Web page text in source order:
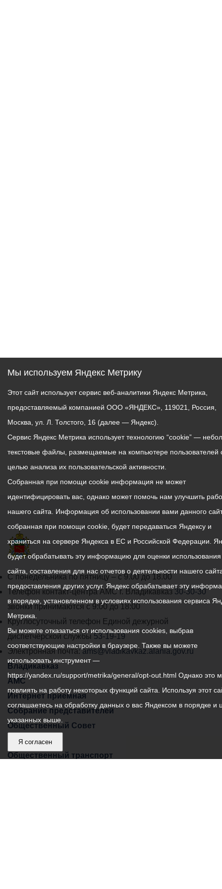
График
работы
администрации
местного
самоуправления
города
Владикавказ:
С понедельника по пятницу – с 9.00 до 18.00
Телефон контакт-центра АМС г. Владикавказ 30-30-30
звонки принимаются с 9:00 до 18:00
Круглосуточный телефон Единой дежурной
диспетчерской службы 53-19-19
Электронная почта:ams@vladikavkaz.alania.gov.ru
Владикавказ
АМС
Интернет приемная
Собрание представителей
Общественный Совет
Пресс-центр
Общественный транспорт
Мы используем Яндекс Метрику
Этот сайт использует сервис веб-аналитики Яндекс Метрика,
предоставляемый компанией ООО «ЯНДЕКС», 119021, Россия,
Москва, ул. Л. Толстого, 16 (далее — Яндекс).
Сервис Яндекс Метрика использует технологию “cookie” —
текстовые файлы, размещаемые на компьютере пользователей
целью анализа их пользовательской активности.
Собранная при помощи cookie информация не может
идентифицировать вас, однако может помочь нам улучшить
нашего сайта. Информация об использовании вами данного
собранная при помощи cookie, будет передаваться Яндексу и
храниться на сервере Яндекса в ЕС и Российской Федерации.
будет обрабатывать эту информацию для оценки
сайта, составления для нас отчетов о деятельности нашего
предоставления других услуг. Яндекс обрабатывает эту
в порядке, установленном в условиях использования сервиса
Метрика.
Вы можете отказаться от использования cookies, выбрав
соответствующие настройки в браузере. Также вы можете
использовать инструмент —
https://yandex.ru/support/metrika/general/opt-out.html Однако это
повлиять на работу некоторых функций сайта. Используя этот
соглашаетесь на обработку данных о вас Яндексом в порядке и
указанных выше.
Я согласен